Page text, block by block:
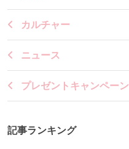
カルチャー
ニュース
プレゼントキャンペーン
記事ランキング